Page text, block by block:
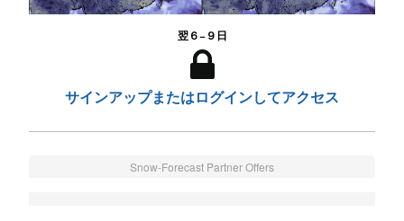
翌６−９日
サインアップまたはログインしてアクセス
Snow-Forecast Partner Offers